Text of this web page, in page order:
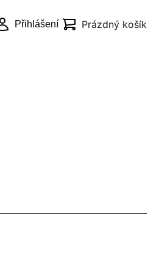
Přihlášení
Nákupní
Prázdný košík